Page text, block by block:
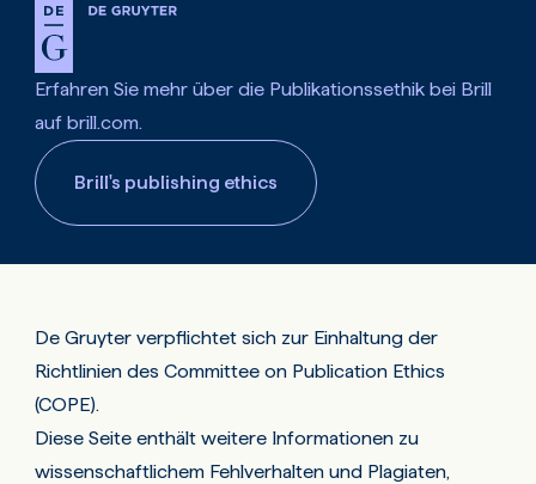
Erfahren Sie mehr über die Publikationssethik bei Brill
auf brill.com.
Brill's publishing ethics
De Gruyter verpflichtet sich zur Einhaltung der
Richtlinien des Committee on Publication Ethics
(COPE).
Diese Seite enthält weitere Informationen zu
wissenschaftlichem Fehlverhalten und Plagiaten,